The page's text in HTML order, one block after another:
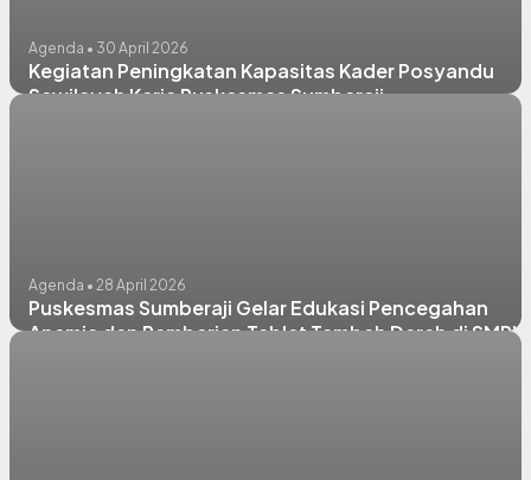
Agenda • 30 April 2026
Kegiatan Peningkatan Kapasitas Kader Posyandu
Sewilayah Kerja Puskesmas Sumberaji
Agenda • 28 April 2026
Puskesmas Sumberaji Gelar Edukasi Pencegahan
Anemia dan Pemberian Tablet Tambah Darah di SMPN